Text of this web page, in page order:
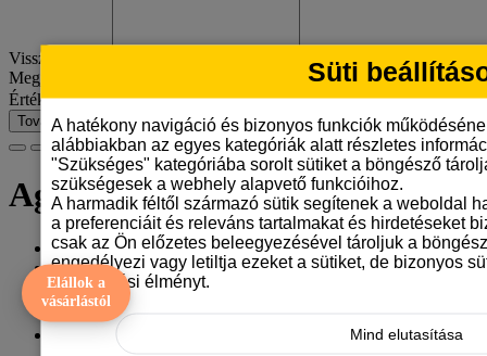
Visszajelzésed
Megjegyzés:
ÉrtékelésRossz Jó
Tovább
Agár bögre - vonalrajzos
Gyártó:Tangerine Design
Model: agar-bogre-vonalrajz
Elérhetőség: 8
3.290 Ft
Elállok a
vásárlástól
Süti
A hatékony navigáció és bizonyos funkciók
alábbiakban az egyes kategóriák alatt részletes
"Szükséges" kategóriába sorolt sütiket a böngésző
szükségesek a webhely alapvető funkcióihoz.
A harmadik féltől származó sütik segítenek a weboldal
a preferenciáit és releváns tartalmakat és hirdetéseket
csak az Ön előzetes beleegyezésével tároljuk a
engedélyezi vagy letiltja ezeket a sütiket, de bizonyos
böngészési élményt.
Mind elutasítása